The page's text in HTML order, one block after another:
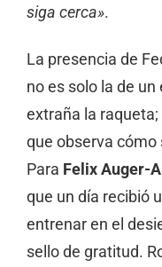
siga cerca».
La presencia de
no es solo la de
extraña la
que observa
Para Felix Auger-
que un día recibió
entrenar en el
sello de gratitud.